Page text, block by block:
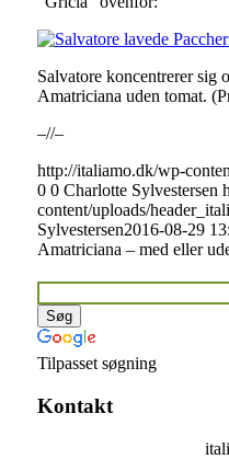
Salvatore koncentrerer sig
Amatriciana uden tomat.
–//–
http://italiamo.dk/wp-
0 0 Charlotte Sylvestersen
content/uploads/
Sylvestersen2016-08-29
Amatriciana – med eller
Tilpasset søgning
Kontakt